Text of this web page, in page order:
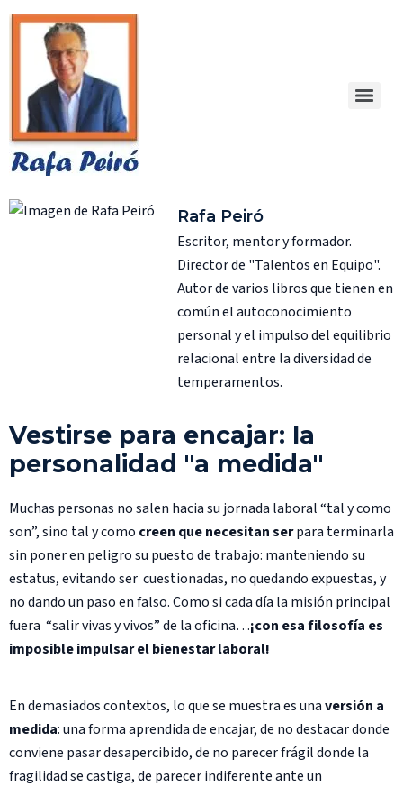
Rafa Peiró
Escritor, mentor y formador.
Director de "Talentos en Equipo".
Autor de varios libros que tienen en
común el autoconocimiento
personal y el impulso del equilibrio
relacional entre la diversidad de
temperamentos.
Vestirse para encajar: la
personalidad "a medida"
Muchas personas no salen hacia su jornada laboral “tal y como
son”, sino tal y como creen que necesitan serpara terminarla
sin poner en peligro su puesto de trabajo: manteniendo su
estatus, evitando ser cuestionadas, no quedando expuestas, y
no dando un paso en falso. Como si cada día la misión principal
fuera “salir vivas y vivos” de la oficina…¡con esa filosofía es
imposible impulsar el bienestar laboral!
En demasiados contextos, lo que se muestra es unaversión a
medida: una forma aprendida de encajar, de no destacar donde
conviene pasar desapercibido, de no parecer frágil donde la
fragilidad se castiga, de parecer indiferente ante un